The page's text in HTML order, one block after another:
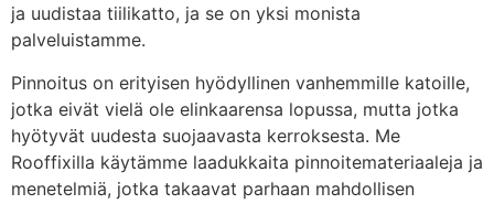
ja uudistaa tiilikatto, ja se on yksi monista
palveluistamme.
Pinnoitus on erityisen hyödyllinen vanhemmille katoille,
jotka eivät vielä ole elinkaarensa lopussa, mutta jotka
hyötyvät uudesta suojaavasta kerroksesta. Me
Rooffixilla käytämme laadukkaita pinnoitemateriaaleja ja
menetelmiä, jotka takaavat parhaan mahdollisen